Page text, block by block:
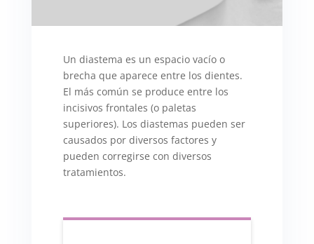
Un diastema es un espacio vacío o
brecha que aparece entre los dientes.
El más común se produce entre los
incisivos frontales (o paletas
superiores). Los diastemas pueden ser
causados por diversos factores y
pueden corregirse con diversos
tratamientos.